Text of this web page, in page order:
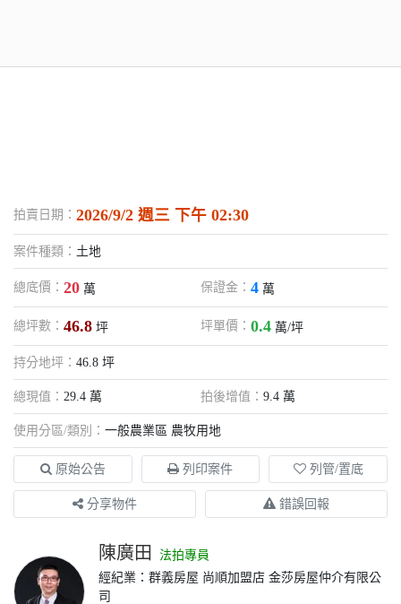
拍賣日期： 2026/9/2 週三 下午 02:30
案件種類： 土地
總底價： 20 萬 保證金： 4 萬
總坪數： 46.8 坪 坪單價： 0.4 萬/坪
持分地坪： 46.8 坪
總現值： 29.4 萬 拍後增值： 9.4 萬
使用分區/類別： 一般農業區 農牧用地
原始公告 列印案件 列管/置底
分享物件 錯誤回報
陳廣田
法拍專員
經紀業：群義房屋 尚順加盟店 金莎房屋仲介有限公
司